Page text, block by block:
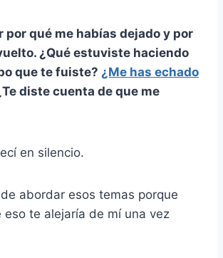
por qué me habías dejado y por
¿Qué estuviste haciendo
que te fuiste? ¿Me has echado
diste cuenta de que me
en silencio.
abordar esos temas porque
eso te alejaría de mí una vez